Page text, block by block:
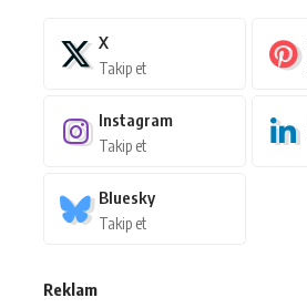
X
Takip et
Instagram
Takip et
Bluesky
Takip et
Reklam